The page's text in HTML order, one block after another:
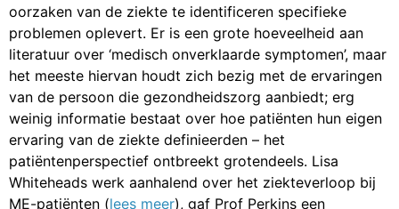
oorzaken van de ziekte te identificeren specifieke
problemen oplevert. Er is een grote hoeveelheid aan
literatuur over ‘medisch onverklaarde symptomen’, maar
het meeste hiervan houdt zich bezig met de ervaringen
van de persoon die gezondheidszorg aanbiedt; erg
weinig informatie bestaat over hoe patiënten hun eigen
ervaring van de ziekte definieerden – het
patiëntenperspectief ontbreekt grotendeels. Lisa
Whiteheads werk aanhalend over het ziekteverloop bij
ME-patiënten (lees meer), gaf Prof Perkins een